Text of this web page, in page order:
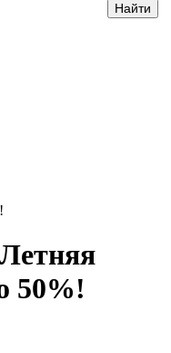
50%!